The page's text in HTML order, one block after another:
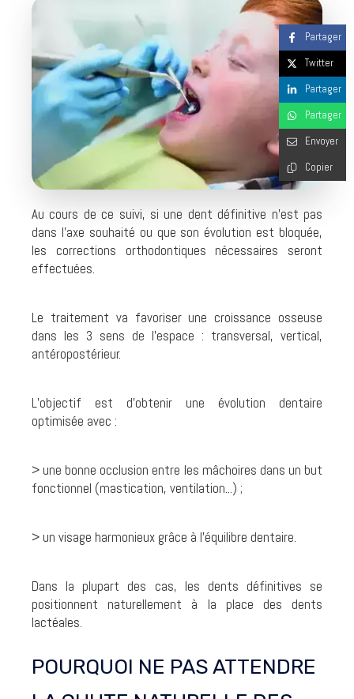
Au cours de ce suivi, si une dent définitive n’est pas
dans l’axe souhaité ou que son évolution est bloquée,
les corrections orthodontiques nécessaires seront
effectuées.
Le traitement va favoriser une croissance osseuse
dans les 3 sens de l’espace : transversal, vertical,
antéropostérieur.
L’objectif est d’obtenir une évolution dentaire
optimisée avec :
> une bonne occlusion entre les mâchoires dans un but
fonctionnel (mastication, ventilation...) ;
> un visage harmonieux grâce à l’équilibre dentaire.
Dans la plupart des cas, les dents définitives se
positionnent naturellement à la place des dents
lactéales.
POURQUOI NE PAS ATTENDRE
Partager
Twitter
Partager
Partager
Envoyer
Copier